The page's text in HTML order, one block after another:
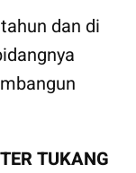
dan di
TUKANG